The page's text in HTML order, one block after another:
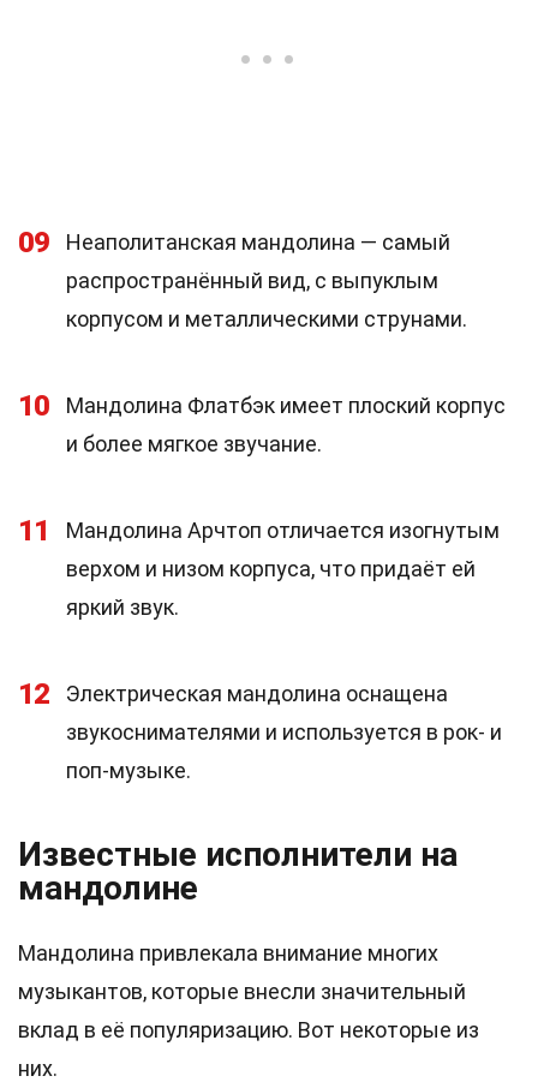
09
Неаполитанская мандолина — самый
распространённый вид, с выпуклым
корпусом и металлическими струнами.
10
Мандолина Флатбэк имеет плоский корпус
и более мягкое звучание.
11
Мандолина Арчтоп отличается изогнутым
верхом и низом корпуса, что придаёт ей
яркий звук.
12
Электрическая мандолина оснащена
звукоснимателями и используется в рок- и
поп-музыке.
Известные исполнители на
мандолине
Мандолина привлекала внимание многих
музыкантов, которые внесли значительный
вклад в её популяризацию. Вот некоторые из
них.